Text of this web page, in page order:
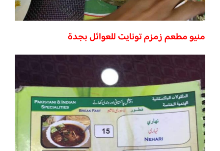
منيو مطعم زمزم تونايت للعوائل بجدة